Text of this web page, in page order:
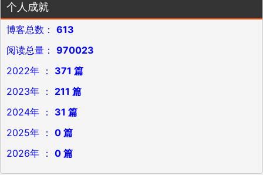
个人成就
博客总数： 613
阅读总量： 970023
2022年 ： 371 篇
2023年 ： 211 篇
2024年 ： 31 篇
2025年 ： 0 篇
2026年 ： 0 篇